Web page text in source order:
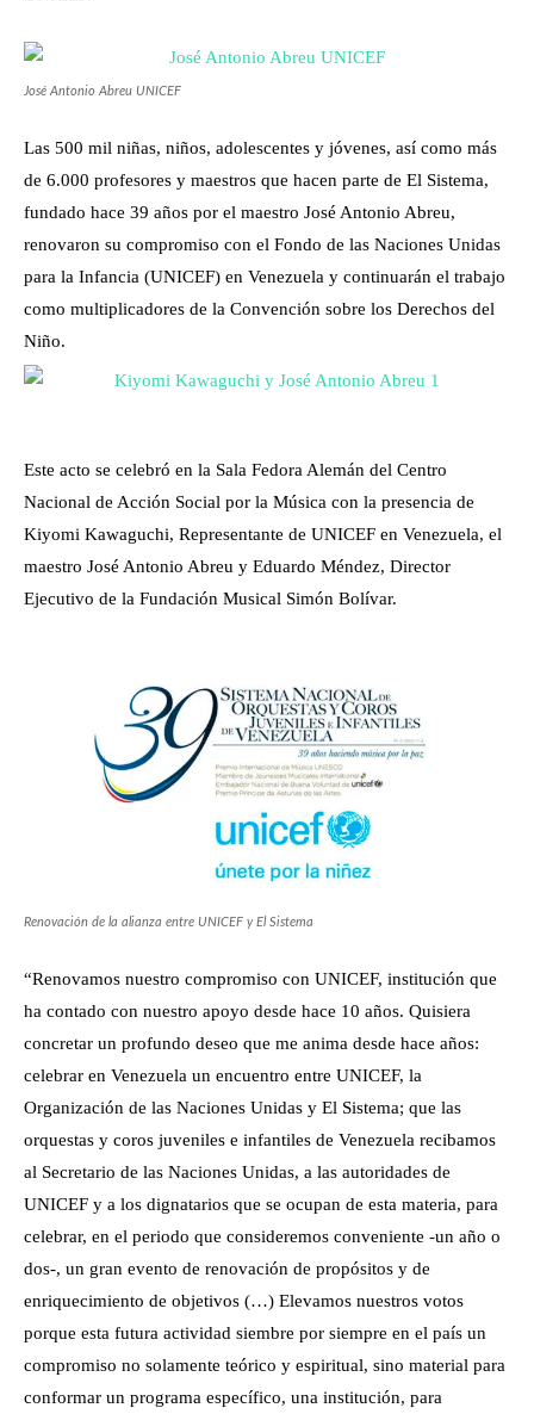
José Antonio Abreu UNICEF
Las 500 mil niñas, niños, adolescentes y jóvenes, así como más
de 6.000 profesores y maestros que hacen parte de El Sistema,
fundado hace 39 años por el maestro José Antonio Abreu,
renovaron su compromiso con el Fondo de las Naciones Unidas
para la Infancia (UNICEF) en Venezuela y continuarán el trabajo
como multiplicadores de la Convención sobre los Derechos del
Niño.
Este acto se celebró en la Sala Fedora Alemán del Centro
Nacional de Acción Social por la Música con la presencia de
Kiyomi Kawaguchi, Representante de UNICEF en Venezuela, el
maestro José Antonio Abreu y Eduardo Méndez, Director
Ejecutivo de la Fundación Musical Simón Bolívar.
Renovación de la alianza entre UNICEF y El Sistema
“Renovamos nuestro compromiso con UNICEF, institución que
ha contado con nuestro apoyo desde hace 10 años. Quisiera
concretar un profundo deseo que me anima desde hace años:
celebrar en Venezuela un encuentro entre UNICEF, la
Organización de las Naciones Unidas y El Sistema; que las
orquestas y coros juveniles e infantiles de Venezuela recibamos
al Secretario de las Naciones Unidas, a las autoridades de
UNICEF y a los dignatarios que se ocupan de esta materia, para
celebrar, en el periodo que consideremos conveniente -un año o
dos-, un gran evento de renovación de propósitos y de
enriquecimiento de objetivos (…) Elevamos nuestros votos
porque esta futura actividad siembre por siempre en el país un
compromiso no solamente teórico y espiritual, sino material para
conformar un programa específico, una institución, para